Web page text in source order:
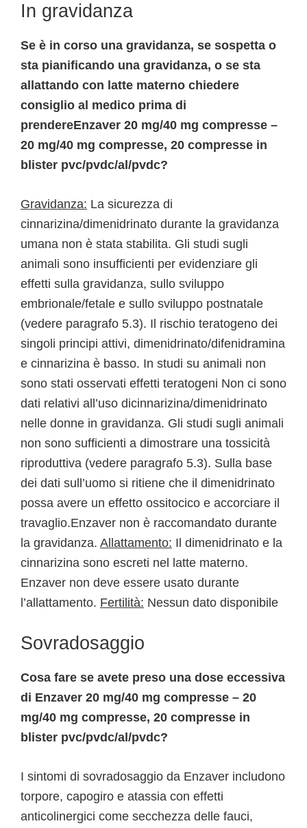
In gravidanza
Se è in corso una gravidanza, se sospetta o
sta pianificando una gravidanza, o se sta
allattando con latte materno chiedere
consiglio al medico prima di
prendereEnzaver 20 mg/40 mg compresse –
20 mg/40 mg compresse, 20 compresse in
blister pvc/pvdc/al/pvdc?
Gravidanza: La sicurezza di
cinnarizina/dimenidrinato durante la gravidanza
umana non è stata stabilita. Gli studi sugli
animali sono insufficienti per evidenziare gli
effetti sulla gravidanza, sullo sviluppo
embrionale/fetale e sullo sviluppo postnatale
(vedere paragrafo 5.3). Il rischio teratogeno dei
singoli principi attivi, dimenidrinato/difenidramina
e cinnarizina è basso. In studi su animali non
sono stati osservati effetti teratogeni Non ci sono
dati relativi all’uso dicinnarizina/dimenidrinato
nelle donne in gravidanza. Gli studi sugli animali
non sono sufficienti a dimostrare una tossicità
riproduttiva (vedere paragrafo 5.3). Sulla base
dei dati sull’uomo si ritiene che il dimenidrinato
possa avere un effetto ossitocico e accorciare il
travaglio.Enzaver non è raccomandato durante
la gravidanza. Allattamento: Il dimenidrinato e la
cinnarizina sono escreti nel latte materno.
Enzaver non deve essere usato durante
l’allattamento. Fertilità: Nessun dato disponibile
Sovradosaggio
Cosa fare se avete preso una dose eccessiva
di Enzaver 20 mg/40 mg compresse – 20
mg/40 mg compresse, 20 compresse in
blister pvc/pvdc/al/pvdc?
I sintomi di sovradosaggio da Enzaver includono
torpore, capogiro e atassia con effetti
anticolinergici come secchezza delle fauci,